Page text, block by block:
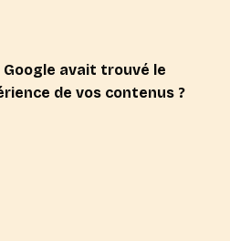
avait trouvé le
de vos contenus ?